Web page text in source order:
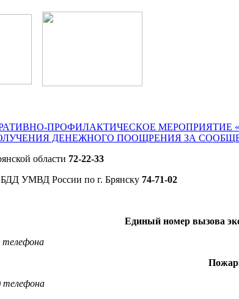
ПРОФИЛАКТИЧЕСКОЕ МЕРОПРИЯТИЕ
ДЕНЕЖНОГО ПООЩРЕНИЯ ЗА
области 72-22-33
УМВД России по г. Брянску 74-71-02
Единый номер вызова
телефона
телефона